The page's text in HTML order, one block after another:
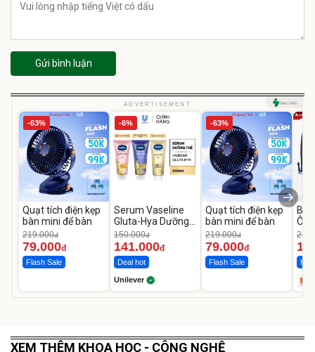
Gửi bình luận
ADVERTISEMENT
-63%
Quạt tích điện kẹp
bàn mini để bàn
219.000đ
79.000đ
Flash Sale
-6%
Serum Vaseline
Gluta-Hya Dưỡng
Da Sáng Mịn Sau 7
Ngày
150.000đ
141.000đ
Deal hot
Unilever
-63%
Quạt tích điện kẹp
bàn mini để bàn
219.000đ
79.000đ
Flash Sale
Ô
Hot
XEM THÊM KHOA HỌC - CÔNG NGHỆ